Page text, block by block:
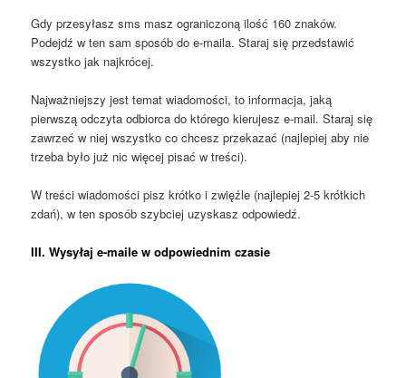
Gdy przesyłasz sms masz ograniczoną ilość 160 znaków.
Podejdź w ten sam sposób do e-maila. Staraj się przedstawić
wszystko jak najkrócej.
Najważniejszy jest temat wiadomości, to informacja, jaką
pierwszą odczyta odbiorca do którego kierujesz e-mail. Staraj się
zawrzeć w niej wszystko co chcesz przekazać (najlepiej aby nie
trzeba było już nic więcej pisać w treści).
W treści wiadomości pisz krótko i zwięźle (najlepiej 2-5 krótkich
zdań), w ten sposób szybciej uzyskasz odpowiedź.
III. Wysyłaj e-maile w odpowiednim czasie